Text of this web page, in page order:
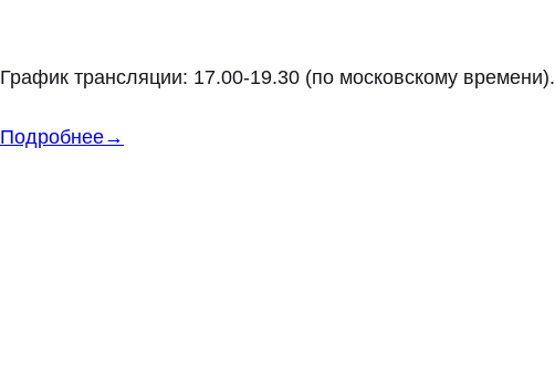
График трансляции: 17.00-19.30 (по московскому времени).
Подробнее→